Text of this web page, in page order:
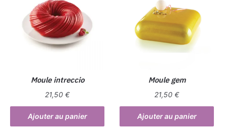
Moule intreccio
21,50€
Ajouter au panier
Moule gem
21,50€
Ajouter au panier